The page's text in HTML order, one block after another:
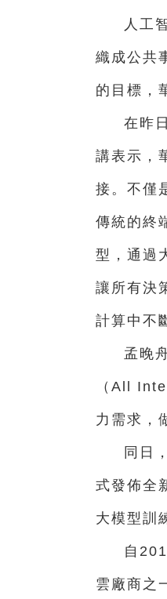
人工
織成公共
的目標，
在昨
講表示，
接。不僅
傳統的終
型，通過
讓所有決
計算中不
孟晚
（All
力需求，
同日
式發佈全
大模型訓
自
雲廠商之